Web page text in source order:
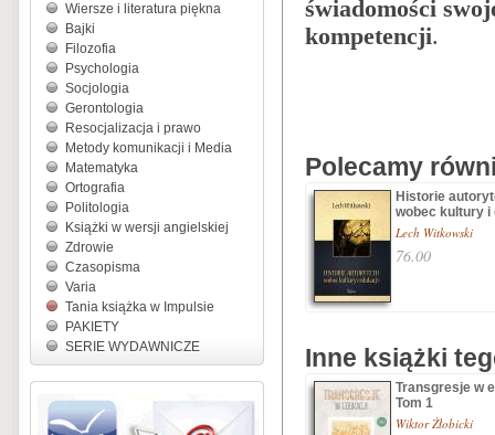
Wiersze i literatura piękna
Bajki
Filozofia
Psychologia
Socjologia
Gerontologia
Resocjalizacja i prawo
Metody komunikacji i Media
Matematyka
Ortografia
Politologia
Książki w wersji angielskiej
Zdrowie
Czasopisma
Varia
Tania książka w Impulsie
PAKIETY
SERIE WYDAWNICZE
świadomości
kompetencji.
Polecamy
Historie
wobec kultury i
Lech Witkowski
76.00
Inne książki
Transgresje w
Tom 1
Wiktor Żłobicki